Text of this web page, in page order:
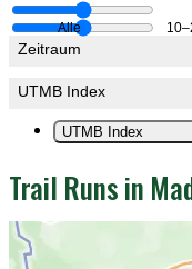
Alle
Zeitraum
UTMB Index
UTMB Index
Trail Runs in